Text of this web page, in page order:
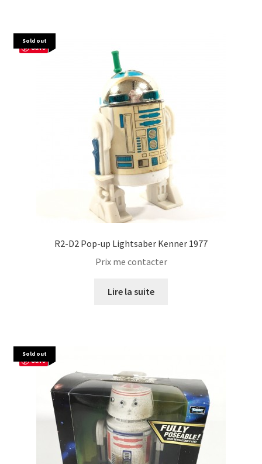
Sold out
Save
R2-D2 Pop-up Lightsaber Kenner 1977
Prix me contacter
Lire la suite
Sold out
Save